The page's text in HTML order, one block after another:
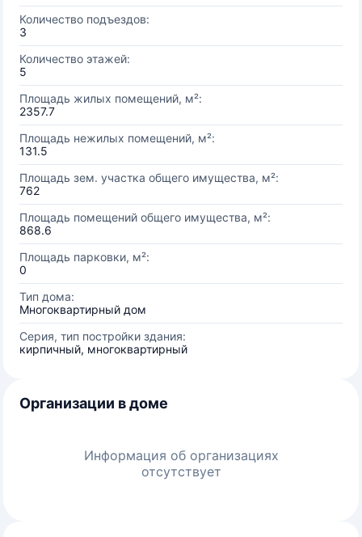
Количество подъездов:
3
Количество этажей:
5
Площадь жилых помещений, м²:
2357.7
Площадь нежилых помещений, м²:
131.5
Площадь зем. участка общего имущества, м²:
762
Площадь помещений общего имущества, м²:
868.6
Площадь парковки, м²:
0
Тип дома:
Многоквартирный дом
Серия, тип постройки здания:
кирпичный, многоквартирный
Организации в доме
Информация об организациях
отсутствует